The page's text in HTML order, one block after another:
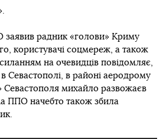
заявив радник «голови» Криму
користувачі соцмереж, а також
на очевидців повідомляє,
Севастополі, в районі аеродрому
Севастополя михайло развожаєв
ППО начебто також збила